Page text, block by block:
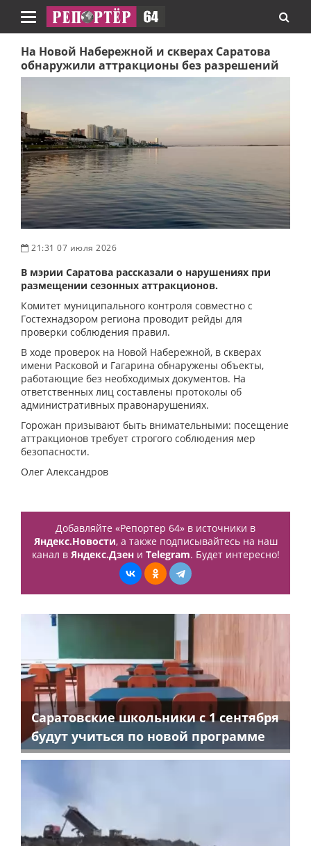
Навигация
На Новой Набережной и скверах Саратова
обнаружили аттракционы без разрешений
21:31 07 июля 2026
В мэрии Саратова рассказали о нарушениях при
размещении сезонных аттракционов.
Комитет муниципального контроля совместно с
Гостехнадзором региона проводит рейды для
проверки соблюдения правил.
В ходе проверок на Новой Набережной, в скверах
имени Расковой и Гагарина обнаружены объекты,
работающие без необходимых документов. На
ответственных лиц составлены протоколы об
административных правонарушениях.
Горожан призывают быть внимательными: посещение
аттракционов требует строгого соблюдения мер
безопасности.
Олег Александров
Добавляйте «Репортер 64» в источники в
Яндекс.Новости, а также подписывайтесь на наш
канал в Яндекс.Дзени Telegram. Будет интересно!
Саратовские школьники с 1 сентября
будут учиться по новой программе